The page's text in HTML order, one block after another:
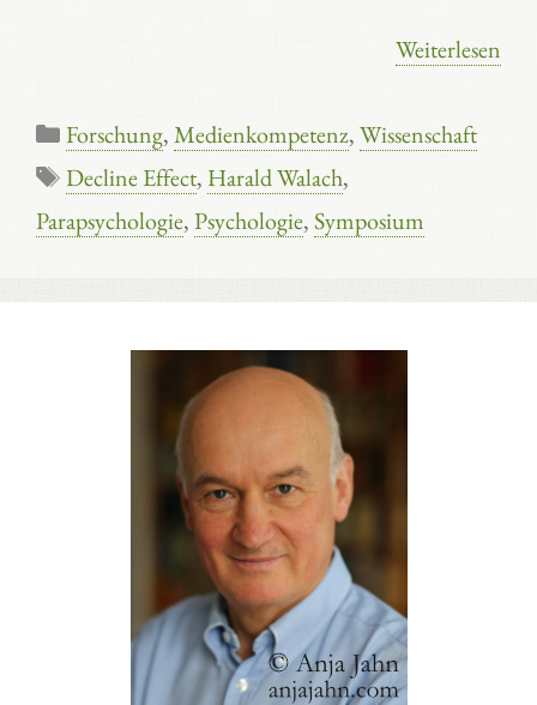
Weiterlesen
Kategorien
Forschung,Medienkompetenz,Wissenschaft
Schlagwörter
Decline Effect, Harald Walach,
Parapsychologie,Psychologie,Symposium